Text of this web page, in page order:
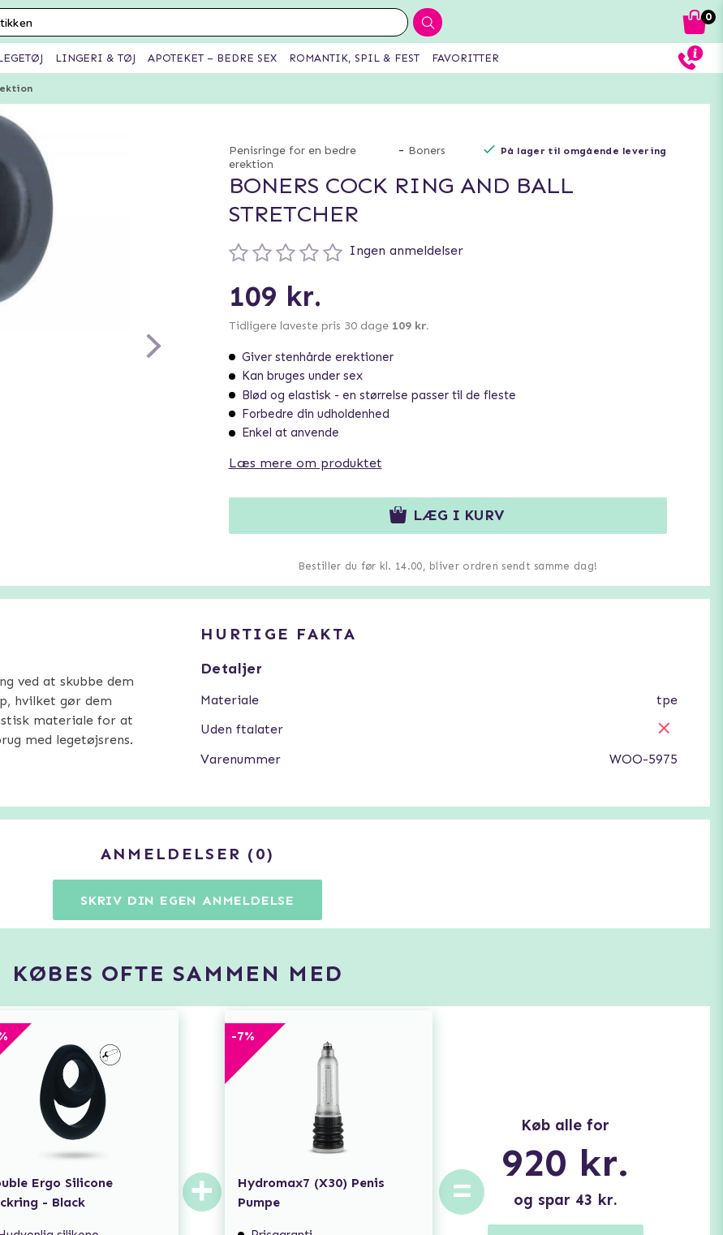
Penisringe for en bedre
erektion
- Boners På lager til omgående levering
BONERS COCK RING AND BALL
STRETCHER
Ingen anmeldelser
109 kr.
Tidligere laveste pris 30 dage 109 kr.
Giver stenhårde erektioner
Kan bruges under sex
Blød og elastisk - en størrelse passer til de fleste
Forbedre din udholdenhed
Enkel at anvende
Læs mere om produktet
LÆG I KURV
Bestiller du før kl. 14.00, bliver ordren sendt samme dag!
ved at skubbe dem
hvilket gør dem
materiale for at
med legetøjsrens.
HURTIGE FAKTA
Detaljer
Materiale
tpe
Uden ftalater
Varenummer
WOO-5975
ANMELDELSER 0
SKRIV DIN EGEN ANMELDELSE
KØBES OFTE SAMMEN MED
Ergo Silicone
- Black
+
-7%
Hydromax7 (X30) Penis
Pumpe
=
Køb alle for
920 kr.
og spar 43 kr.
0
LINGERI & TØJ APOTEKET – BEDRE SEX ROMANTIK, SPIL & FEST FAVORITTER